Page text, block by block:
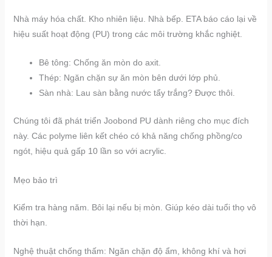
Nhà máy hóa chất. Kho nhiên liệu. Nhà bếp. ETA báo cáo lại về
hiệu suất hoạt động (PU) trong các môi trường khắc nghiệt.
Bê tông: Chống ăn mòn do axit.
Thép: Ngăn chặn sự ăn mòn bên dưới lớp phủ.
Sàn nhà: Lau sàn bằng nước tẩy trắng? Được thôi.
Chúng tôi đã phát triển Joobond PU dành riêng cho mục đích
này. Các polyme liên kết chéo có khả năng chống phồng/co
ngót, hiệu quả gấp 10 lần so với acrylic.
Mẹo bảo trì
Kiểm tra hàng năm. Bôi lại nếu bị mòn. Giúp kéo dài tuổi thọ vô
thời hạn.
Nghệ thuật chống thấm: Ngăn chặn độ ẩm, không khí và hơi